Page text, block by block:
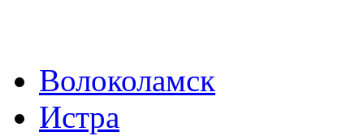
Волоколамск
Истра